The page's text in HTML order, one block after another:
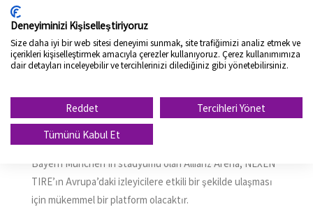
Avrupa, NEXEN TIRE için toplam gelirinin yaklaşık %40’ını
oluşturan ve stratejik açıdan büyük öneme sahip bir
pazardır. Avrupa’daki tüketicilerle daha iyi iletişim kurmak
futbolu desteklemeyi ve Bayern München gibi önde gelen
kulüplerle sponsorluk anlaşmasını tercih etmiştir.
Özellikle, 75.000’den fazla seyirci kapasitesine sahip
Bayern München’in stadyumu olan Allianz Arena, NEXEN
TIRE’ın Avrupa’daki izleyicilere etkili bir şekilde ulaşması
için mükemmel bir platform olacaktır.
Deneyiminizi Kişiselleştiriyoruz
Size daha iyi bir web sitesi deneyimi sunmak, site trafiğimizi analiz etmek ve
içerikleri kişiselleştirmek amacıyla çerezler kullanıyoruz. Çerez kullanımımıza
dair detayları inceleyebilir ve tercihlerinizi dilediğiniz gibi yönetebilirsiniz.
Reddet
Tercihleri Yönet
Tümünü Kabul Et